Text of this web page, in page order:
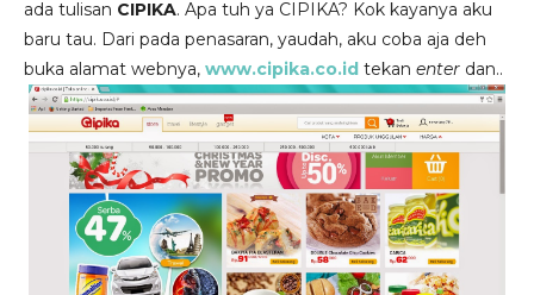
ada tulisan CIPIKA. Apa tuh ya CIPIKA? Kok kayanya aku
baru tau. Dari pada penasaran, yaudah, aku coba aja deh
buka alamat webnya, www.cipika.co.id tekan enter dan..